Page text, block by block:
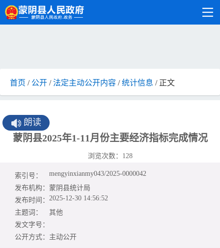
首页 / 公开 /法定主动公开内容 /统计信息 / 正文
朗读
蒙阴县2025年1-11月份主要经济指标完成情况
浏览次数： 128
索引号：
mengyinxianmy043/2025-0000042
发布机构： 蒙阴县统计局
发布时间： 2025-12-30 14:56:52
主题词：
其他
发文字号：
公开方式： 主动公开